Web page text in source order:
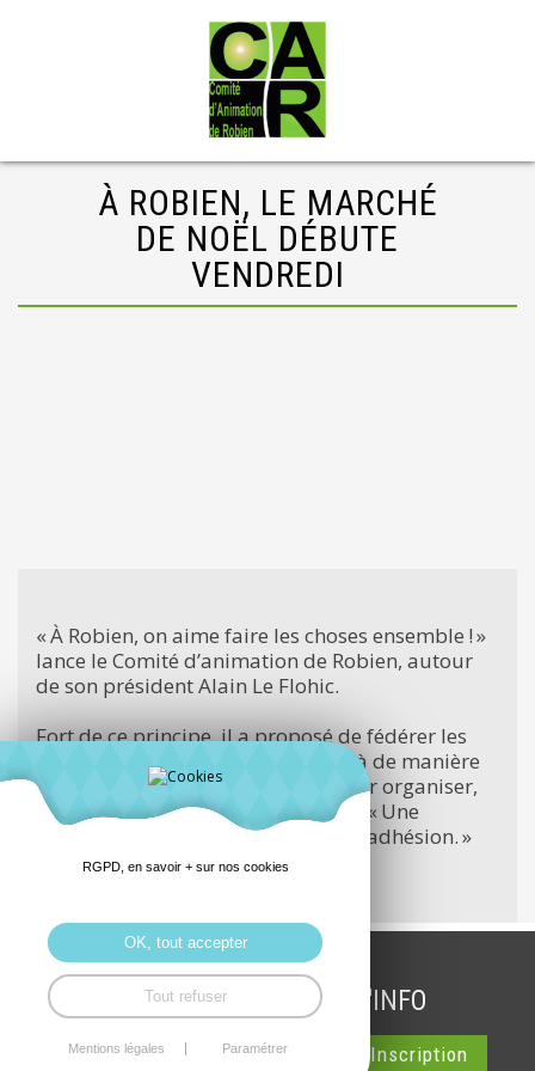
À ROBIEN, LE MARCHÉ
DE NOËL DÉBUTE
VENDREDI
« À Robien, on aime faire les choses ensemble ! »
lance le Comité d’animation de Robien, autour
de son président Alain Le Flohic.
Fort de ce principe, il a proposé de fédérer les
animations qui se déroulaient déjà de manière
individuelle et de se regrouper pour organiser,
sur trois jours, un marché de Noël. « Une
proposition qui a suscité une forte adhésion. »
INSCRIPTION LETTRE D'INFO
RGPD, en savoir + sur nos cookies
OK, tout accepter
Tout refuser
Mentions légales Paramétrer